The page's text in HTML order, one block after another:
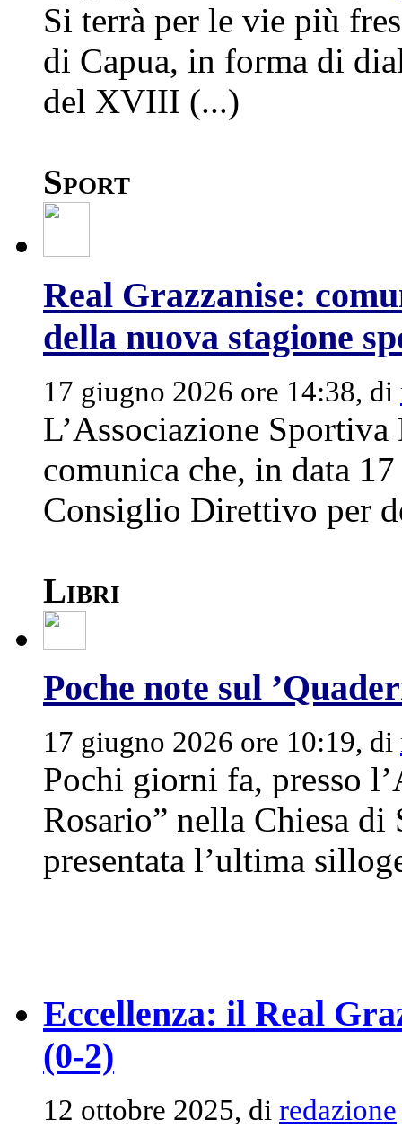
Si terrà per le vie più
di Capua, in forma di
del XVIII (...)
Sport
Real Grazzanise:
della nuova stagione
17 giugno 2026 ore 14:38, di
L’Associazione
comunica che, in data
Consiglio Direttivo per
Libri
Poche note sul
17 giugno 2026 ore 10:19, di
Pochi giorni fa, presso
Rosario” nella Chiesa di
presentata l’ultima
Eccellenza: il Real
(0-2)
12 ottobre 2025, di redazione